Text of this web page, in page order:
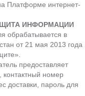
Платформе интернет-
ИНФОРМАЦИИ
в
от 21 мая 2013 года
предоставляет
номер
доставки, пароль для